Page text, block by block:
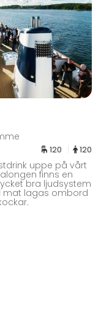
120 120
uppe på vårt
finns en
bra ljudsystem
mat lagas ombord